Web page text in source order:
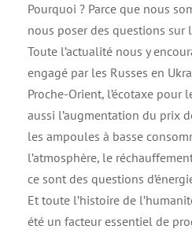
Pourquoi ? Parce que nous
nous poser des questions sur
Toute l’actualité nous y
engagé par les Russes en
Proche-Orient, l’écotaxe pour
aussi l’augmentation du prix
les ampoules à basse
l’atmosphère, le
ce sont des questions
Et toute l’histoire de
été un facteur essentiel de